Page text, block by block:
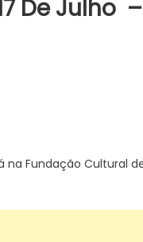
De Julho –
na Fundação Cultural